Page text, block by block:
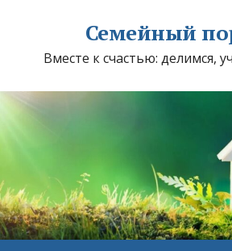
Семейный
Вместе к счастью: делимся,